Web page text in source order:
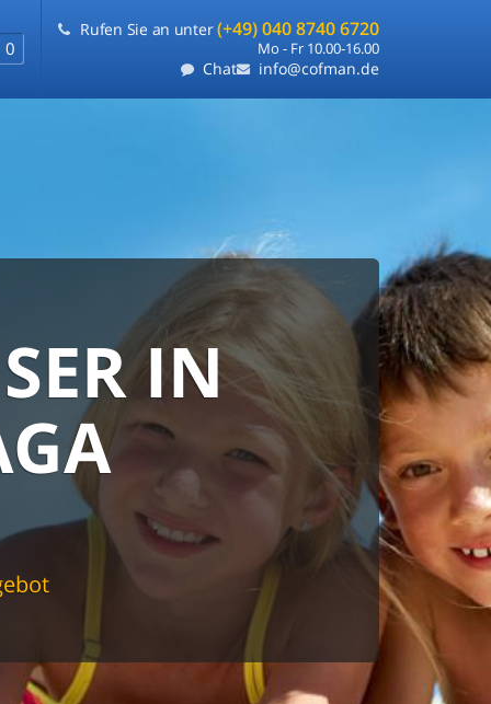
0
Rufen Sie an unter(+49) 040 8740 6720
Mo - Fr 10.00-16.00
Chat info@cofman.de
IN
uns